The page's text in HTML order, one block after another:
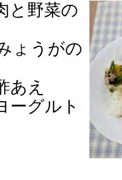
と野菜の
ょうがの
え
ーグルト